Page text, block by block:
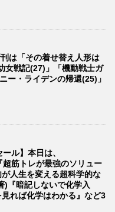
は「その着せ替え人形は
女戦記(27)」「機動戦士ガ
ー・ライデンの帰還(25)」
ル】本日は、
筋トレが最強のソリュー
人生を変える超科学的な
)『暗記しないで化学入
れば化学はわかる』など3